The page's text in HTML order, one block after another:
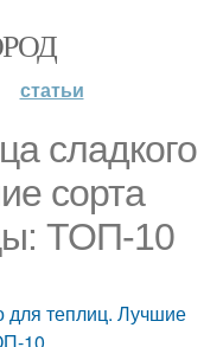
статьи
сладкого
сорта
ТОП-10
для теплиц. Лучшие